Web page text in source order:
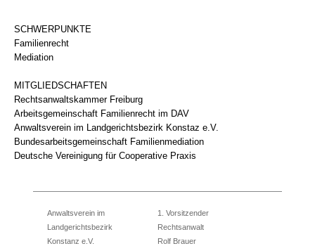
SCHWERPUNKTE
Familienrecht
Mediation
MITGLIEDSCHAFTEN
Rechtsanwaltskammer Freiburg
Arbeitsgemeinschaft Familienrecht im DAV
Anwaltsverein im Landgerichtsbezirk Konstaz e.V.
Bundesarbeitsgemeinschaft Familienmediation
Deutsche Vereinigung für Cooperative Praxis
Anwaltsverein im
Landgerichtsbezirk
Konstanz e.V.
1. Vorsitzender
Rechtsanwalt
Rolf Brauer